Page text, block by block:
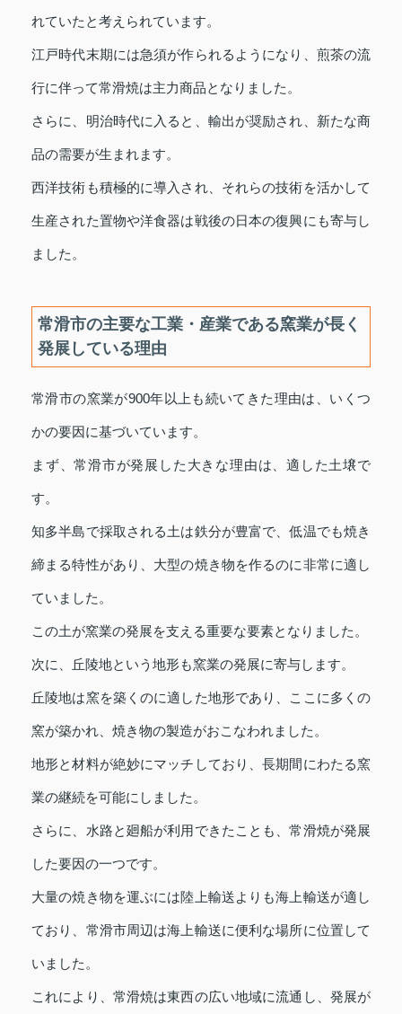
れていたと考えられています。
江戸時代末期には急須が作られるようになり、煎茶の流
行に伴って常滑焼は主力商品となりました。
さらに、明治時代に入ると、輸出が奨励され、新たな商
品の需要が生まれます。
西洋技術も積極的に導入され、それらの技術を活かして
生産された置物や洋食器は戦後の日本の復興にも寄与し
ました。
常滑市の主要な工業・産業である窯業が長く
発展している理由
常滑市の窯業が900年以上も続いてきた理由は、いくつ
かの要因に基づいています。
まず、常滑市が発展した大きな理由は、適した土壌で
す。
知多半島で採取される土は鉄分が豊富で、低温でも焼き
締まる特性があり、大型の焼き物を作るのに非常に適し
ていました。
この土が窯業の発展を支える重要な要素となりました。
次に、丘陵地という地形も窯業の発展に寄与します。
丘陵地は窯を築くのに適した地形であり、ここに多くの
窯が築かれ、焼き物の製造がおこなわれました。
地形と材料が絶妙にマッチしており、長期間にわたる窯
業の継続を可能にしました。
さらに、水路と廻船が利用できたことも、常滑焼が発展
した要因の一つです。
大量の焼き物を運ぶには陸上輸送よりも海上輸送が適し
ており、常滑市周辺は海上輸送に便利な場所に位置して
いました。
これにより、常滑焼は東西の広い地域に流通し、発展が